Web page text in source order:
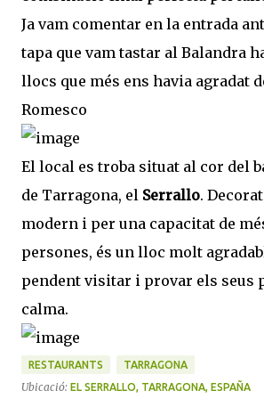
Ja vam comentar en la entrada
tapa que vam tastar al Balandra
llocs que més ens havia agradat
Romesco
El local es troba situat al cor del
de Tarragona, el Serrallo.
modern i per una capacitat de
persones, és un lloc molt
pendent visitar i provar els seus
calma.
RESTAURANTS TARRAGONA
Ubicació: EL SERRALLO, TARRAGONA, ESPAÑA